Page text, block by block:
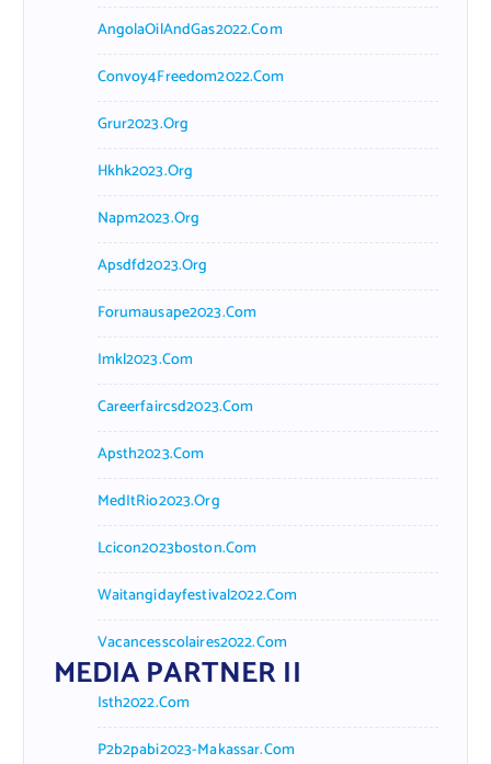
AngolaOilAndGas2022.com
Convoy4Freedom2022.com
Grur2023.org
Hkhk2023.org
Napm2023.org
Apsdfd2023.org
Forumausape2023.com
Imkl2023.com
Careerfaircsd2023.com
Apsth2023.com
MedItRio2023.org
Lcicon2023boston.com
Waitangidayfestival2022.com
Vacancesscolaires2022.com
MEDIA PARTNER II
Isth2022.com
P2b2pabi2023-Makassar.com